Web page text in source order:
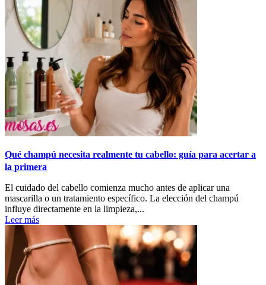
Qué champú necesita realmente tu cabello: guía para acertar a
la primera
El cuidado del cabello comienza mucho antes de aplicar una
mascarilla o un tratamiento específico. La elección del champú
influye directamente en la limpieza,...
Leer más